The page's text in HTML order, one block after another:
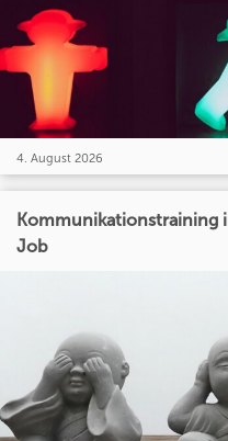
4. August 2026
Kommunikationstraining
Job